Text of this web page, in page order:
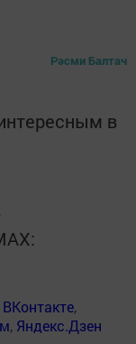
Рәсми Балтач
в
ВКонтакте,
, Яндекс.Дзен